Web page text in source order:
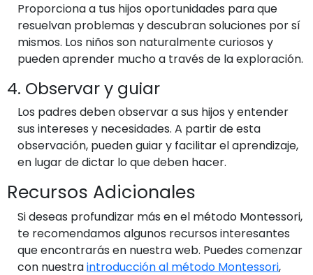
Proporciona a tus hijos oportunidades para que
resuelvan problemas y descubran soluciones por sí
mismos. Los niños son naturalmente curiosos y
pueden aprender mucho a través de la exploración.
4. Observar y guiar
Los padres deben observar a sus hijos y entender
sus intereses y necesidades. A partir de esta
observación, pueden guiar y facilitar el aprendizaje,
en lugar de dictar lo que deben hacer.
Recursos Adicionales
Si deseas profundizar más en el método Montessori,
te recomendamos algunos recursos interesantes
que encontrarás en nuestra web. Puedes comenzar
con nuestraintroducción al método Montessori,